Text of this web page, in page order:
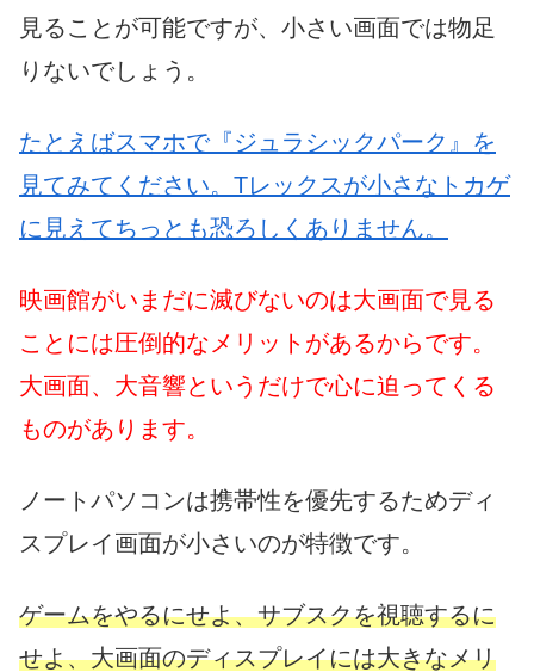
見ることが可能ですが、小さい画面では物足
りないでしょう。
たとえばスマホで『ジュラシックパーク』を
見てみてください。Tレックスが小さなトカゲ
に見えてちっとも恐ろしくありません。
映画館がいまだに滅びないのは大画面で見る
ことには圧倒的なメリットがあるからです。
大画面、大音響というだけで心に迫ってくる
ものがあります。
ノートパソコンは携帯性を優先するためディ
スプレイ画面が小さいのが特徴です。
ゲームをやるにせよ、サブスクを視聴するに
せよ、大画面のディスプレイには大きなメリ